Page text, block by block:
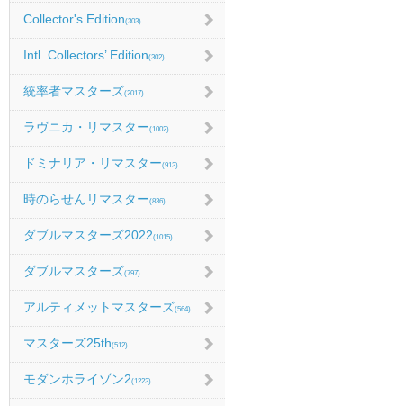
Collector's Edition(303)
Intl. Collectors’ Edition(302)
統率者マスターズ(2017)
ラヴニカ・リマスター(1002)
ドミナリア・リマスター(913)
時のらせんリマスター(836)
ダブルマスターズ2022(1015)
ダブルマスターズ(797)
アルティメットマスターズ(564)
マスターズ25th(512)
モダンホライゾン2(1223)